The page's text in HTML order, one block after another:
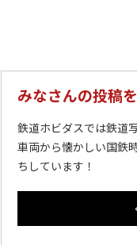
みなさんの投稿
鉄道ホビダスでは鉄道
車両から懐かしい国鉄
ちしています！